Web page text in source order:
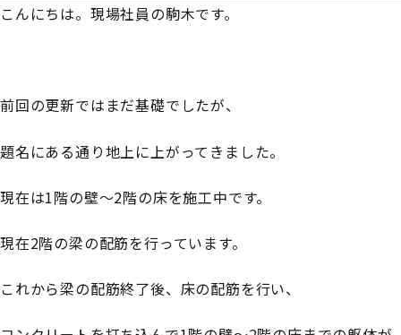
こんにちは。現場社員の駒木です。
前回の更新ではまだ基礎でしたが、
題名にある通り地上に上がってきました。
現在は1階の壁～2階の床を施工中です。
現在2階の梁の配筋を行っています。
これから梁の配筋終了後、床の配筋を行い、